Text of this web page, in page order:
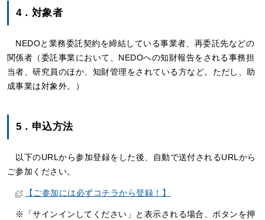
4．対象者
NEDOと業務委託契約を締結している事業者、再委託先などの
関係者（委託事業において、NEDOへの知財報告をされる事務担
当者、研究員のほか、知財管理をされている方など。ただし、助
成事業は対象外。）
5．申込方法
以下のURLから参加登録をした後、自動で送付されるURLから
ご参加ください。
【ご参加には必ずコチラから登録！】
※「サインインしてください」と表示される場合、ボタンを押